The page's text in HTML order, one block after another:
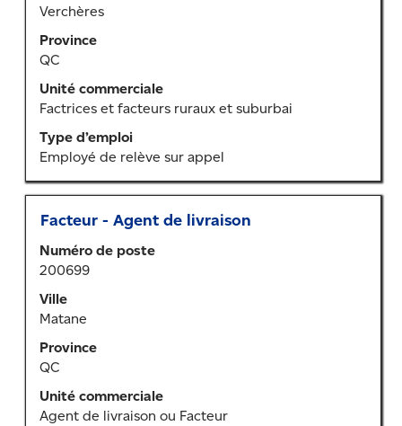
Verchères
Province
QC
Unité commerciale
Factrices et facteurs ruraux et suburbai
Type d’emploi
Employé de relève sur appel
d’espacement
afficher
tout
le
contenu
renseignements
sur
l’emploi.
Titre
Facteur - Agent de livraison
Numéro de poste
200699
Ville
Matane
Province
QC
Unité commerciale
Agent de livraison ou Facteur
Sélectionner
moyen
de
la
barre
pour
afficher
tout
le